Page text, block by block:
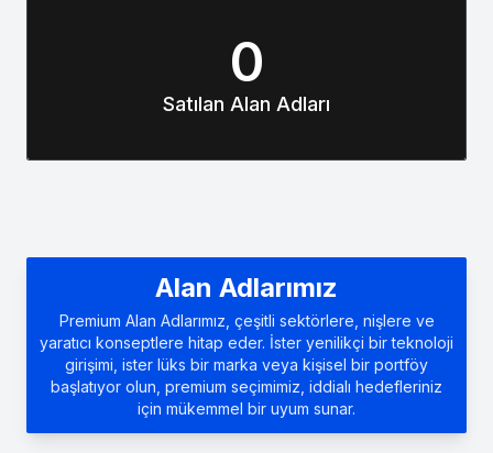
0
Satılan Alan Adları
Alan Adlarımız
Premium Alan Adlarımız, çeşitli sektörlere, nişlere ve
yaratıcı konseptlere hitap eder. İster yenilikçi bir teknoloji
girişimi, ister lüks bir marka veya kişisel bir portföy
başlatıyor olun, premium seçimimiz, iddialı hedefleriniz
için mükemmel bir uyum sunar.